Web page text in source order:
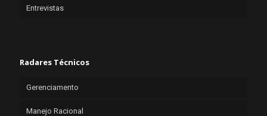
Entrevistas
Radares Técnicos
Gerenciamento
Manejo Racional